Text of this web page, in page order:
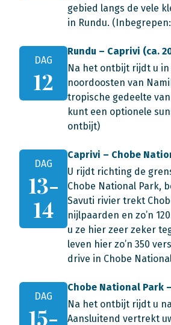
gebied langs de vele
in Rundu.
DAG
12
Rundu – Caprivi (ca.
Na het ontbijt rijdt u
noordoosten van
tropische gedeelte
kunt een optionele
ontbijt)
DAG
13-
14
Caprivi – Chobe
U rijdt richting de
Chobe National Park,
Savuti rivier trekt
nijlpaarden en zo’n
u ze hier zeer zeker
leven hier zo’n 350
drive in Chobe
DAG
15-
Chobe National Park
Na het ontbijt rijdt u
Aansluitend vertrekt